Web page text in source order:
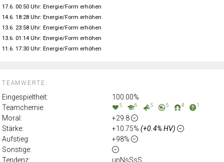
TEAMWERTE:
Eingespieltheit:
100.00%
Teamchemie:
5 6 5 5 4 1
Moral:
+29.8
Stärke:
+10.75% (+0.4% HV)
Aufstieg:
+98%
Sonstige:
Tendenz:
unNsSsS
17.6. 00:50 Uhr: Energie/Form erhöhen
14.6. 18:28 Uhr: Energie/Form erhöhen
13.6. 23:58 Uhr: Energie/Form erhöhen
13.6. 01:14 Uhr: Energie/Form erhöhen
11.6. 17:30 Uhr: Energie/Form erhöhen